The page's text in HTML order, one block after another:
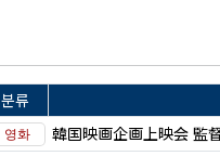
분류
韓国映画企画上映会 監